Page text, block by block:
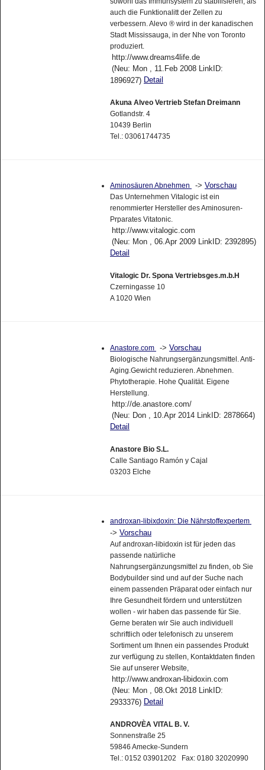
auch die Funktionalitt der Zellen zu
verbessern. Alevo ® wird in der kanadischen
Stadt Mississauga, in der Nhe von Toronto
produziert.
http://www.dreams4life.de
(Neu: Mon , 11.Feb 2008 LinkID:
1896927) Detail
Akuna Alveo Vertrieb Stefan Dreimann
Gotlandstr. 4
10439 Berlin
Tel.: 03061744735
Aminosäuren Abnehmen -> Vorschau
Das Unternehmen Vitalogic ist ein
renommierter Hersteller des Aminosuren-
Prparates Vitatonic.
http://www.vitalogic.com
(Neu: Mon , 06.Apr 2009 LinkID: 2392895)
Detail
Vitalogic Dr. Spona Vertriebsges.m.b.H
Czerningasse 10
A 1020 Wien
Anastore.com -> Vorschau
Biologische Nahrungsergänzungsmittel. Anti-
Aging.Gewicht reduzieren. Abnehmen.
Phytotherapie. Hohe Qualität. Eigene
Herstellung.
http://de.anastore.com/
(Neu: Don , 10.Apr 2014 LinkID: 2878664)
Detail
Anastore Bio S.L.
Calle Santiago Ramón y Cajal
03203 Elche
androxan-libixdoxin: Die Nährstoffexpertem
-> Vorschau
Auf androxan-libidoxin ist für jeden das
passende natürliche
Nahrungsergänzungsmittel zu finden, ob Sie
Bodybuilder sind und auf der Suche nach
einem passenden Präparat oder einfach nur
Ihre Gesundheit fördern und unterstützen
wollen - wir haben das passende für Sie.
Gerne beraten wir Sie auch individuell
schriftlich oder telefonisch zu unserem
Sortiment um Ihnen ein passendes Produkt
zur verfügung zu stellen, Kontaktdaten finden
Sie auf unserer Website,
http://www.androxan-libidoxin.com
(Neu: Mon , 08.Okt 2018 LinkID:
2933376) Detail
ANDROVÈA VITAL B. V.
Sonnenstraße 25
59846 Amecke-Sundern
Tel.: 0152 03901202 Fax: 0180 32020990